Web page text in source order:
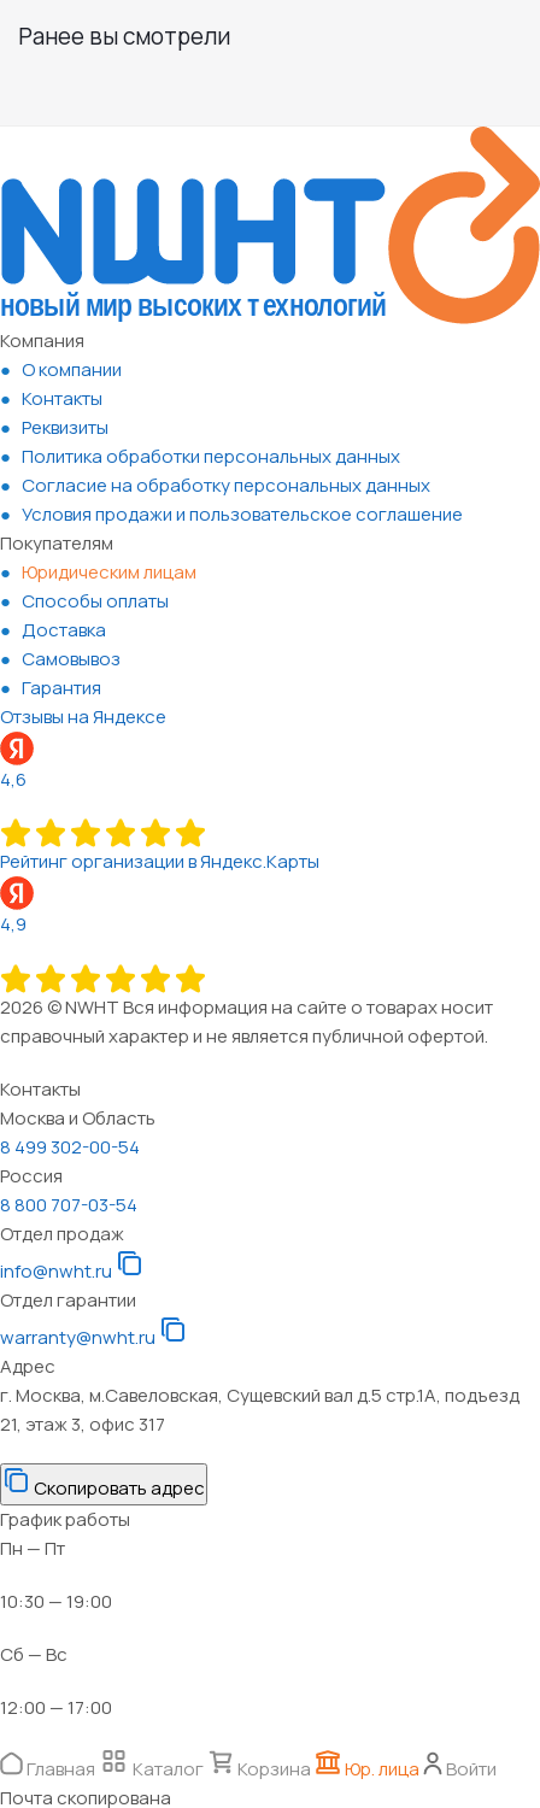
Ранее вы смотрели
Компания
О компании
Контакты
Реквизиты
Политика обработки персональных данных
Согласие на обработку персональных данных
Условия продажи и пользовательское соглашение
Покупателям
Юридическим лицам
Способы оплаты
Доставка
Самовывоз
Гарантия
Отзывы на Яндексе
4,6
Рейтинг организации в Яндекс.Карты
4,9
2026 © NWHT Вся информация на сайте о товарах носит
справочный характер и не является публичной офертой.
Контакты
Москва и Область
8 499 302-00-54
Россия
8 800 707-03-54
Отдел продаж
info@nwht.ru
Отдел гарантии
warranty@nwht.ru
Адрес
г. Москва, м.Савеловская, Сущевский вал д.5 стр.1А, подъезд
21, этаж 3, офис 317
Скопировать адрес
График работы
Пн — Пт
10:30 — 19:00
Сб — Вс
12:00 — 17:00
Главная Каталог Корзина Юр. лица
Войти
Почта скопирована